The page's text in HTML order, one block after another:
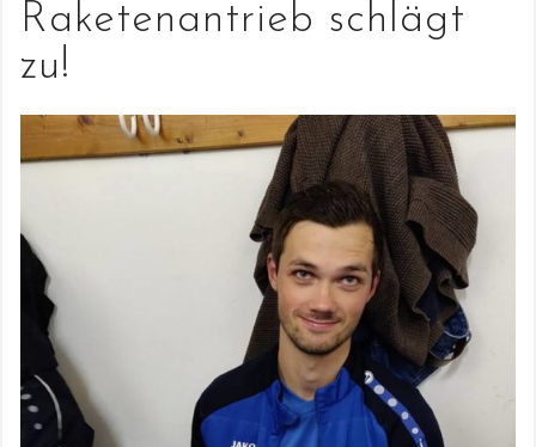
Raketenantrieb schlägt
zu!